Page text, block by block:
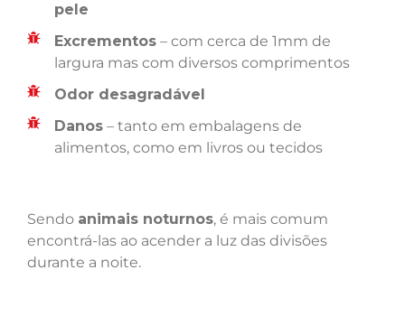
pele
Excrementos – com cerca de 1mm de
largura mas com diversos comprimentos
Odor desagradável
Danos – tanto em embalagens de
alimentos, como em livros ou tecidos
Sendo animais noturnos, é mais comum
encontrá-las ao acender a luz das divisões
durante a noite.